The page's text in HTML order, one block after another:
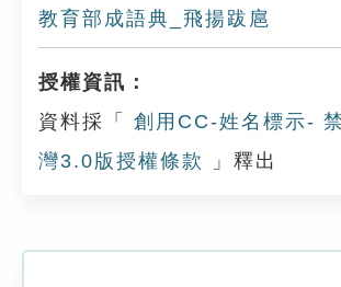
教育部成語典_飛揚跋扈
授權資訊：
資料採「
創用CC-姓名標示-
灣3.0版授權條款
」釋出